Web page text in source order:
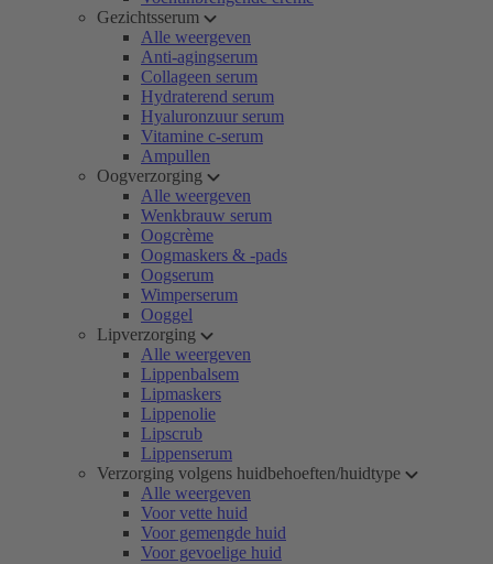
Gezichtsserum
Alle weergeven
Anti-agingserum
Collageen serum
Hydraterend serum
Hyaluronzuur serum
Vitamine c-serum
Ampullen
Oogverzorging
Alle weergeven
Wenkbrauw serum
Oogcrème
Oogmaskers & -pads
Oogserum
Wimperserum
Ooggel
Lipverzorging
Alle weergeven
Lippenbalsem
Lipmaskers
Lippenolie
Lipscrub
Lippenserum
Verzorging volgens huidbehoeften/huidtype
Alle weergeven
Voor vette huid
Voor gemengde huid
Voor gevoelige huid